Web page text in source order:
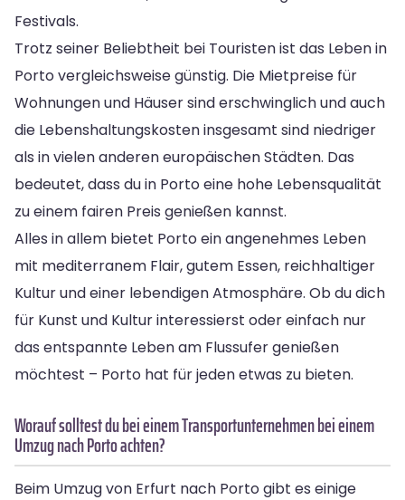
Festivals.
Trotz seiner Beliebtheit bei Touristen ist das Leben in
Porto vergleichsweise günstig. Die Mietpreise für
Wohnungen und Häuser sind erschwinglich und auch
die Lebenshaltungskosten insgesamt sind niedriger
als in vielen anderen europäischen Städten. Das
bedeutet, dass du in Porto eine hohe Lebensqualität
zu einem fairen Preis genießen kannst.
Alles in allem bietet Porto ein angenehmes Leben
mit mediterranem Flair, gutem Essen, reichhaltiger
Kultur und einer lebendigen Atmosphäre. Ob du dich
für Kunst und Kultur interessierst oder einfach nur
das entspannte Leben am Flussufer genießen
möchtest – Porto hat für jeden etwas zu bieten.
Worauf solltest du bei einem Transportunternehmen bei einem
Umzug nach Porto achten?
Beim Umzug von Erfurt nach Porto gibt es einige